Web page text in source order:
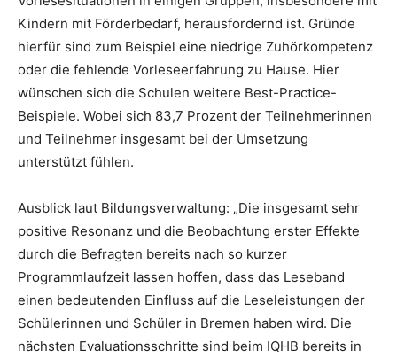
Kindern mit Förderbedarf, herausfordernd ist. Gründe
hierfür sind zum Beispiel eine niedrige Zuhörkompetenz
oder die fehlende Vorleseerfahrung zu Hause. Hier
wünschen sich die Schulen weitere Best-Practice-
Beispiele. Wobei sich 83,7 Prozent der Teilnehmerinnen
und Teilnehmer insgesamt bei der Umsetzung
unterstützt fühlen.
Ausblick laut Bildungsverwaltung: „Die insgesamt sehr
positive Resonanz und die Beobachtung erster Effekte
durch die Befragten bereits nach so kurzer
Programmlaufzeit lassen hoffen, dass das Leseband
einen bedeutenden Einfluss auf die Leseleistungen der
Schülerinnen und Schüler in Bremen haben wird. Die
nächsten Evaluationsschritte sind beim IQHB bereits in